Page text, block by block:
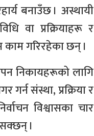
बनाउँछ । अस्थायी
वा प्रक्रियाहरू र
गरिरहेका छन् ।
निकायहरूको लागि
संस्था, प्रक्रिया र
विश्वासका चार
।